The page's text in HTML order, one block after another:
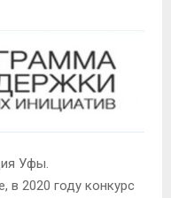
Уфы.
в 2020 году конкурс